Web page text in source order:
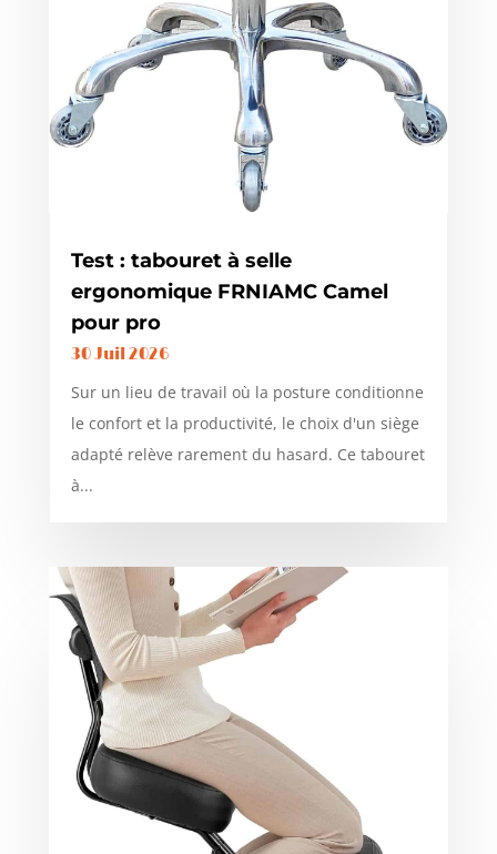
Test : tabouret à selle
ergonomique FRNIAMC Camel
pour pro
30 Juil 2026
Sur un lieu de travail où la posture conditionne
le confort et la productivité, le choix d'un siège
adapté relève rarement du hasard. Ce tabouret
à...